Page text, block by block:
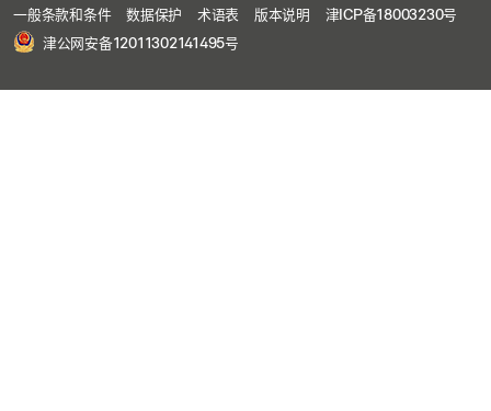
一般条款和条件
数据保护 术语表 版本说明
津ICP备18003230号
津公网安备12011302141495号